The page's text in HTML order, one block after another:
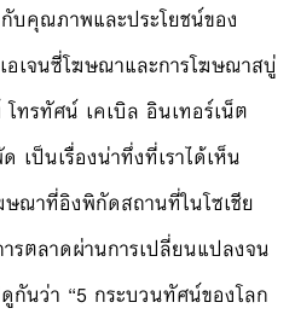
บคุณภาพและประโยชน์ของ
เจนซี่โฆษณาและการโฆษณาสบู่
รทัศน์ เคเบิล อินเทอร์เน็ต
เป็นเรื่องน่าทึ่งที่เราได้เห็น
ณาที่อิงพิกัดสถานที่ในโซเชีย
รตลาดผ่านการเปลี่ยนแปลงจน
กันว่า “5 กระบวนทัศน์ของโลก